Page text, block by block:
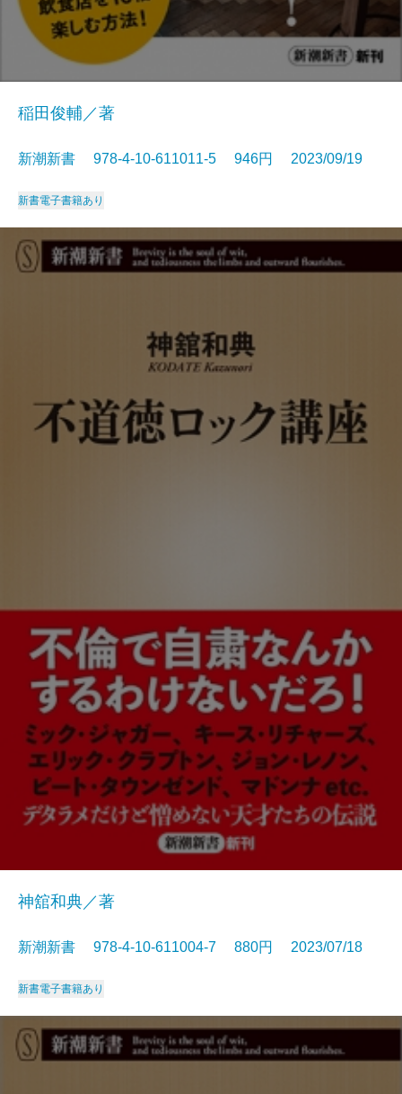
稲田俊輔／著
新潮新書 978-4-10-611011-5 946円 2023/09/19
新書電子書籍あり
神舘和典／著
新潮新書 978-4-10-611004-7 880円 2023/07/18
新書電子書籍あり